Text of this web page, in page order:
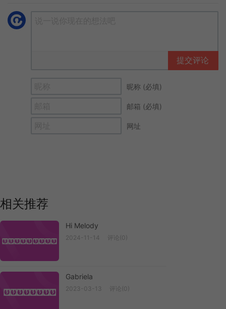
提交评论
昵称 (必填)
邮箱 (必填)
网址
相关推荐
Hi Melody
Hi Melody
2024-11-14 评论(0)
Gabriela
Gabriela
2023-03-13 评论(0)